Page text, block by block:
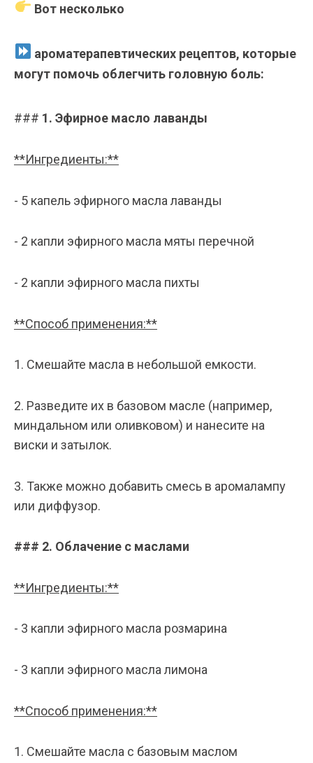
Вот несколько
ароматерапевтических рецептов, которые
могут помочь облегчить головную боль:
### 1. Эфирное масло лаванды
**Ингредиенты:**
- 5 капель эфирного масла лаванды
- 2 капли эфирного масла мяты перечной
- 2 капли эфирного масла пихты
**Способ применения:**
1. Смешайте масла в небольшой емкости.
2. Разведите их в базовом масле (например,
миндальном или оливковом) и нанесите на
виски и затылок.
3. Также можно добавить смесь в аромалампу
или диффузор.
### 2. Облачение с маслами
**Ингредиенты:**
- 3 капли эфирного масла розмарина
- 3 капли эфирного масла лимона
**Способ применения:**
1. Смешайте масла с базовым маслом